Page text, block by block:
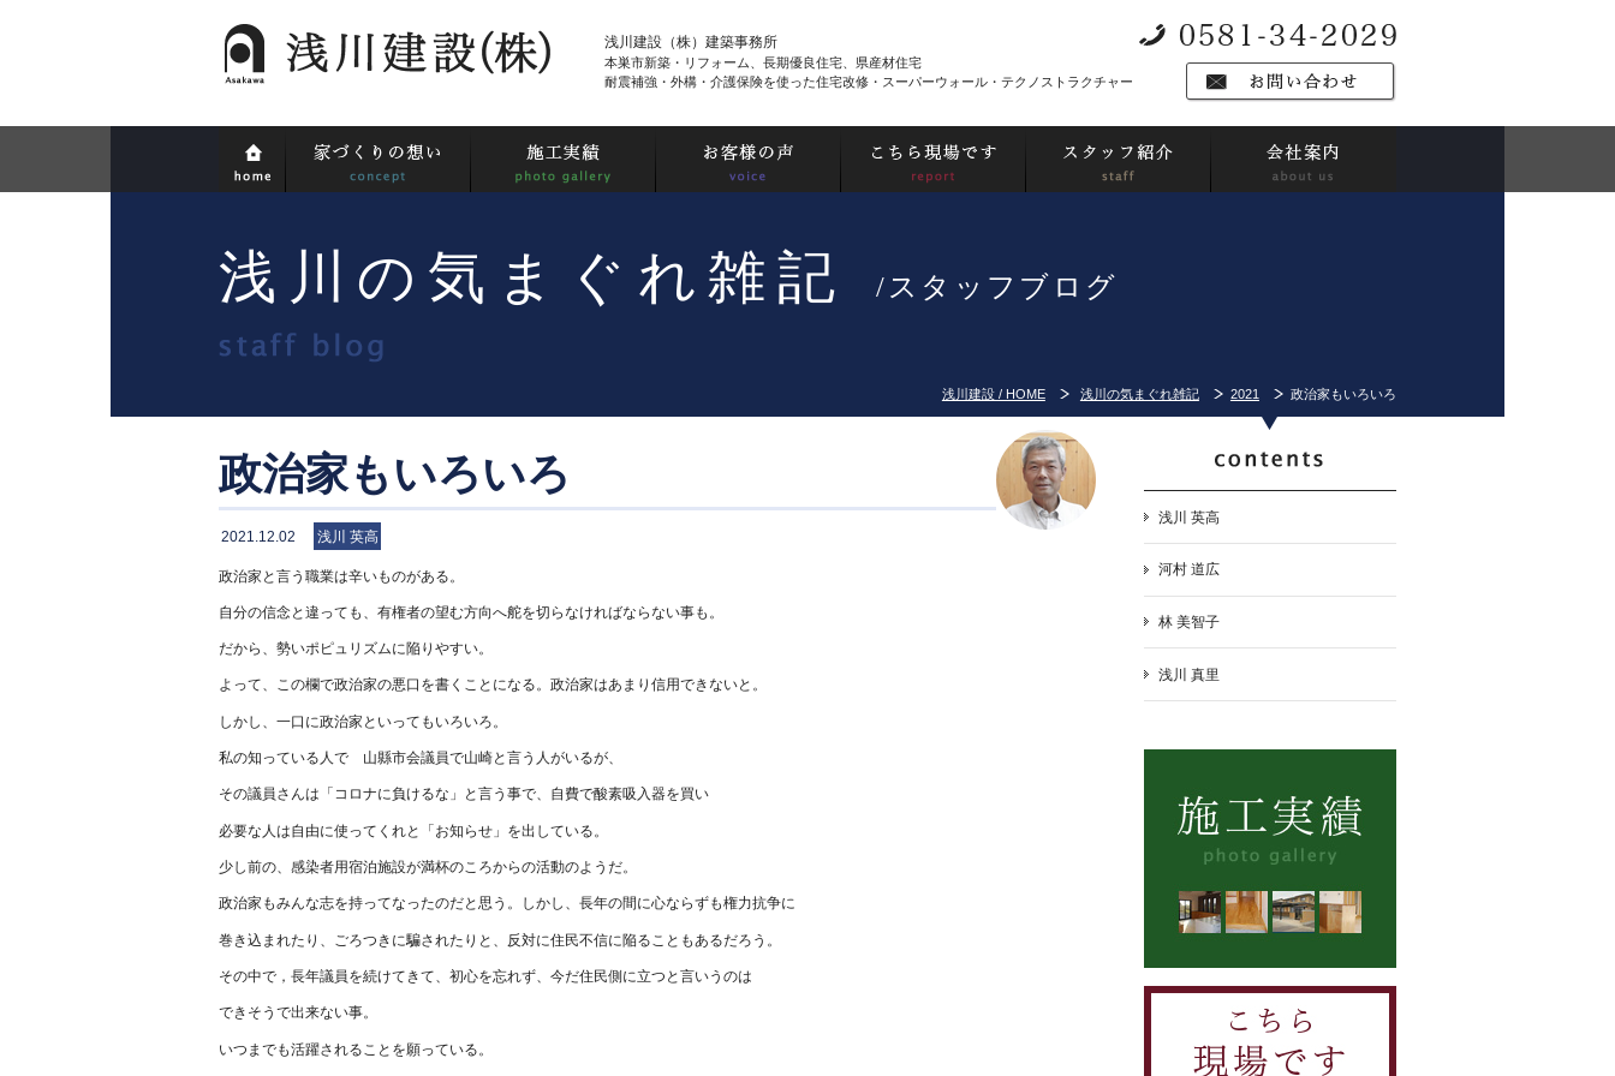
浅川建設（株）建築事務所
本巣市新築・リフォーム、長期優良住宅、県産材住宅
耐震補強・外構・介護保険を使った住宅改修・スーパーウォール・テクノストラクチャー
浅川の気まぐれ雑記 /スタッフブログ
浅川建設 / HOME 浅川の気まぐれ雑記 2021 政治家もいろいろ
政治家もいろいろ
2021.12.02 浅川 英高
政治家と言う職業は辛いものがある。
自分の信念と違っても、有権者の望む方向へ舵を切らなければならない事も。
だから、勢いポピュリズムに陥りやすい。
よって、この欄で政治家の悪口を書くことになる。政治家はあまり信用できないと。
しかし、一口に政治家といってもいろいろ。
私の知っている人で 山縣市会議員で山崎と言う人がいるが、
その議員さんは「コロナに負けるな」と言う事で、自費で酸素吸入器を買い
必要な人は自由に使ってくれと「お知らせ」を出している。
少し前の、感染者用宿泊施設が満杯のころからの活動のようだ。
政治家もみんな志を持ってなったのだと思う。しかし、長年の間に心ならずも権力抗争に
巻き込まれたり、ごろつきに騙されたりと、反対に住民不信に陥ることもあるだろう。
その中で，長年議員を続けてきて、初心を忘れず、今だ住民側に立つと言いうのは
できそうで出来ない事。
いつまでも活躍されることを願っている。
浅川 英高
河村 道広
林 美智子
浅川 真里